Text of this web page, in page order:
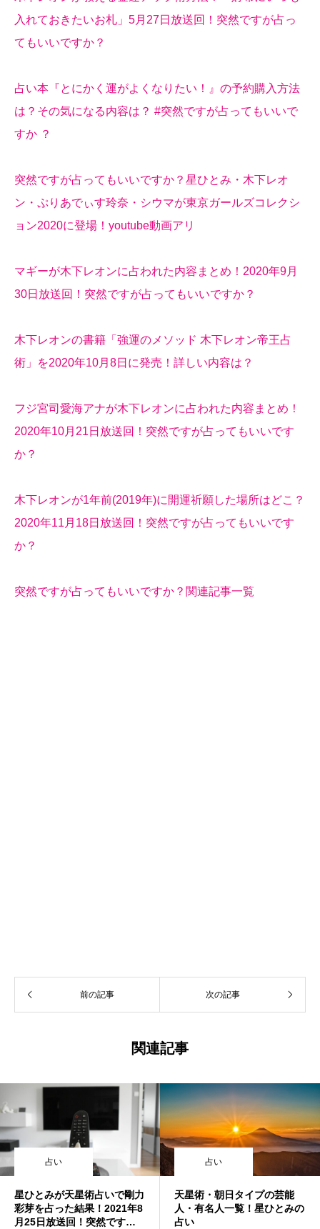
入れておきたいお札」5月27日放送回！突然ですが占っ
てもいいですか？
占い本『とにかく運がよくなりたい！』の予約購入方法
は？その気になる内容は？ #突然ですが占ってもいいで
すか ？
突然ですが占ってもいいですか？星ひとみ・木下レオ
ン・ぷりあでぃす玲奈・シウマが東京ガールズコレクシ
ョン2020に登場！youtube動画アリ
マギーが木下レオンに占われた内容まとめ！2020年9月
30日放送回！突然ですが占ってもいいですか？
木下レオンの書籍「強運のメソッド 木下レオン帝王占
術」を2020年10月8日に発売！詳しい内容は？
フジ宮司愛海アナが木下レオンに占われた内容まとめ！
2020年10月21日放送回！突然ですが占ってもいいです
か？
木下レオンが1年前(2019年)に開運祈願した場所はどこ？
2020年11月18日放送回！突然ですが占ってもいいです
か？
突然ですが占ってもいいですか？関連記事一覧
前の記事 次の記事
関連記事
占い
星ひとみが天星術占いで剛力
彩芽を占った結果！2021年8
月25日放送回！突然ですが
占い
天星術・朝日タイプの芸能
人・有名人一覧！星ひとみの
占い